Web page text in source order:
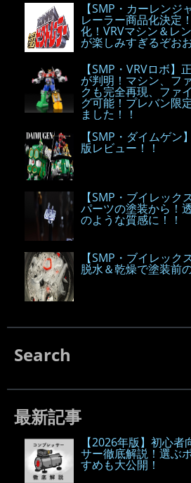
【SMP・カーレンジ
レーラー商品化決定
化！VRVマシン＆レ
が楽しみすぎるぞお
【SMP・VRVロボ
が判明！マシン、フ
クも完全再現、ファ
グ可能！プレバン限
ました！！
【SMP・ダイムゲ
版レビュー！！
【SMP・ブイレッ
パーツの塗装から！
のような質感に！！
【SMP・ブイレック
脱水＆乾燥で塗装前
Search
最新記事
【2026年版】初心
サー徹底解説！選ぶ
すめも大公開！